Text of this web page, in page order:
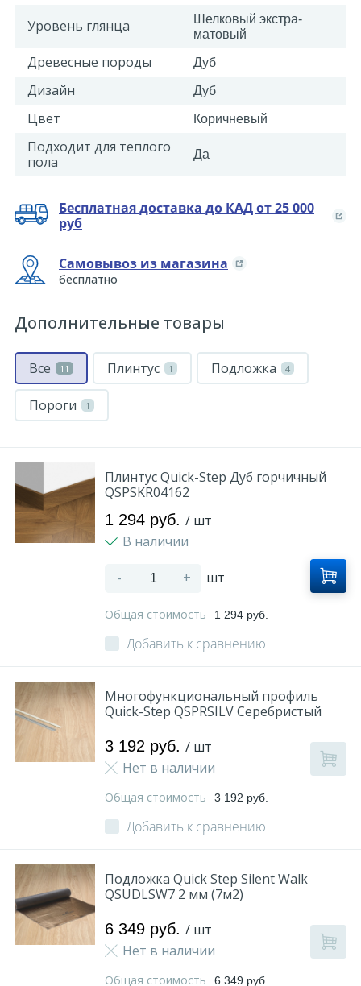
Уровень глянца
Шелковый экстра-
матовый
Древесные породы Дуб
Дизайн Дуб
Цвет Коричневый
Подходит для теплого
пола
Да
Бесплатная доставка до КАД от 25 000
руб
Самовывоз из магазина
бесплатно
Дополнительные товары
Все 11 Плинтус 1 Подложка 4
Пороги 1
Плинтус Quick-Step Дуб горчичный
QSPSKR04162
1 294 руб. / шт
В наличии
- + шт
Общая стоимость 1 294 руб.
Добавить к сравнению
Многофункциональный профиль
Quick-Step QSPRSILV Серебристый
3 192 руб. / шт
Нет в наличии
Общая стоимость 3 192 руб.
Добавить к сравнению
Подложка Quick Step Silent Walk
QSUDLSW7 2 мм (7м2)
6 349 руб. / шт
Нет в наличии
Общая стоимость 6 349 руб.